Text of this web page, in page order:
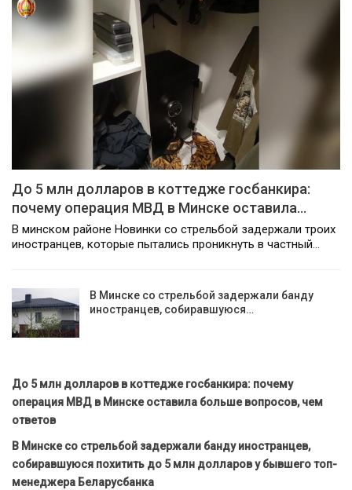
До 5 млн долларов в коттедже госбанкира:
почему операция МВД в Минске оставила…
В минском районе Новинки со стрельбой задержали троих
иностранцев, которые пытались проникнуть в частный…
В Минске со стрельбой задержали банду
иностранцев, собиравшуюся…
До 5 млн долларов в коттедже госбанкира: почему
операция МВД в Минске оставила больше вопросов, чем
ответов
В Минске со стрельбой задержали банду иностранцев,
собиравшуюся похитить до 5 млн долларов у бывшего топ-
менеджера Беларусбанка